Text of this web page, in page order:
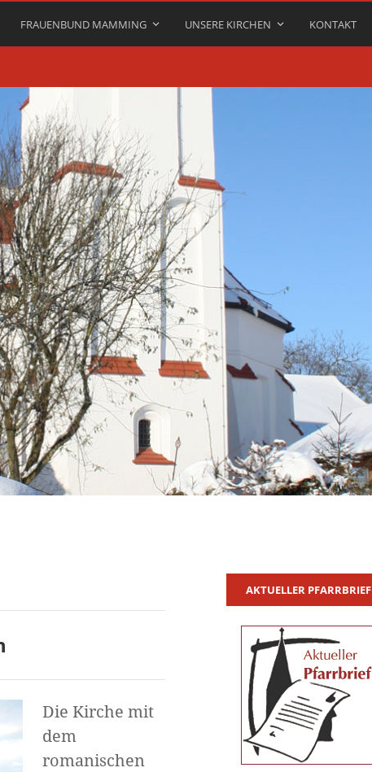
FRAUENBUND MAMMING UNSERE KIRCHEN KONTAKT
Die Kirche mit
dem
romanischen
AKTUELLER PFARRBRIEF